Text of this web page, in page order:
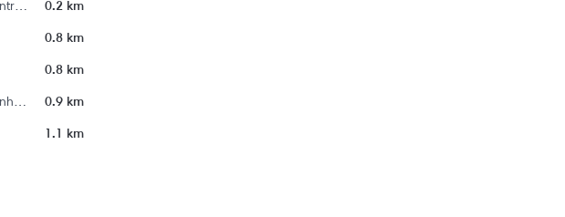
Bệnh viện Đa khoa Quốc tế Vinmec Central Park 0.2 km
0.8 km
0.8 km
Phòng Khám Da Liễu O2 SKIN Bình Thạnh - Trị Mụn Chuẩn Y Khoa 0.9 km
1.1 km